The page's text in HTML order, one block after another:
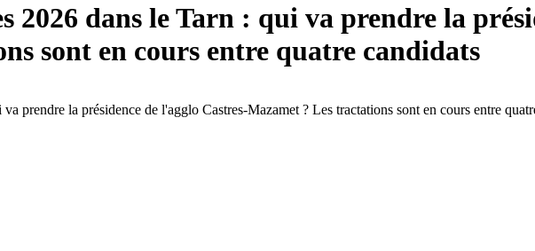
dans le Tarn : qui va prendre la
sont en cours entre quatre candidats